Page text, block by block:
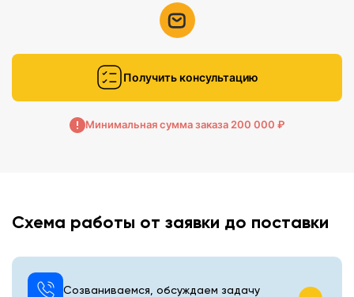
Получить консультацию
Минимальная сумма заказа 200 000 ₽
Схема работы от заявки до поставки
Созваниваемся, обсуждаем задачу